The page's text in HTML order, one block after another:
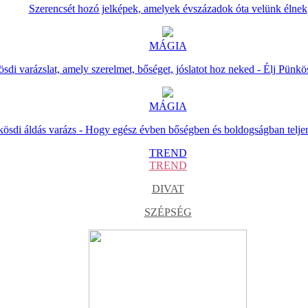
Szerencsét hozó jelképek, amelyek évszázadok óta velünk élnek
MÁGIA
varázslat, amely szerelmet, bőséget, jóslatot hoz neked - Élj
MÁGIA
áldás varázs - Hogy egész évben bőségben és boldogságban
TREND
TREND
DIVAT
SZÉPSÉG